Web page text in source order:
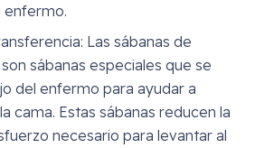
enfermo.
Las sábanas de
sábanas especiales que se
del enfermo para ayudar a
cama. Estas sábanas reducen la
necesario para levantar al